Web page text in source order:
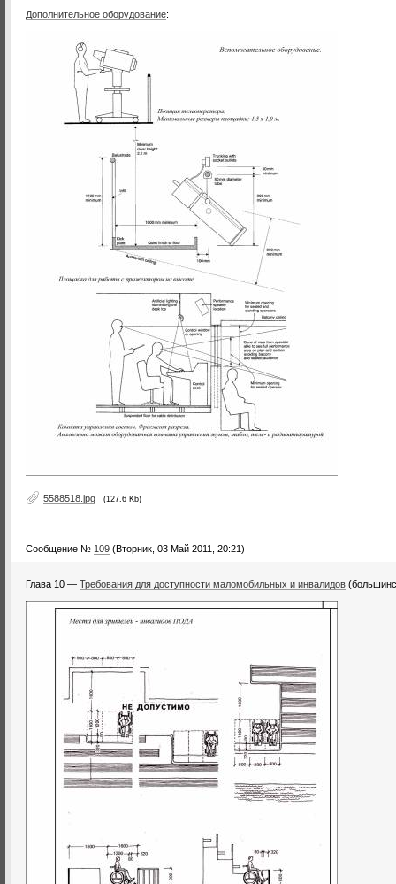
Дополнительное оборудование:
5588518.jpg (127.6 Kb)
Сообщение № 109 (Вторник, 03 Май 2011, 20:21)
Глава 10 — Требования для доступности маломобильных и инвалидов